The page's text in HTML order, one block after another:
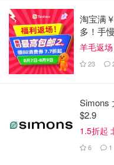
个小时，尽管他并不住在
检察官透露，Cao曾在该
个单元，但案发时他住
Cao之所以能够使用旧
检察官还告诉陪审团，
时身穿连帽衫、头戴兜
淘宝满
多！手
羊毛返
23
Simons
$2.9
1.5折起
6 1